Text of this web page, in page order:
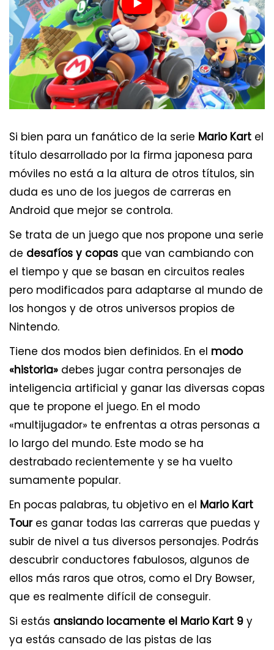
Si bien para un fanático de la serie Mario Kart el
título desarrollado por la firma japonesa para
móviles no está a la altura de otros títulos, sin
duda es uno de los juegos de carreras en
Android que mejor se controla.
Se trata de un juego que nos propone una serie
de desafíos y copas que van cambiando con
el tiempo y que se basan en circuitos reales
pero modificados para adaptarse al mundo de
los hongos y de otros universos propios de
Nintendo.
Tiene dos modos bien definidos. En el modo
«historia» debes jugar contra personajes de
inteligencia artificial y ganar las diversas copas
que te propone el juego. En el modo
«multijugador» te enfrentas a otras personas a
lo largo del mundo. Este modo se ha
destrabado recientemente y se ha vuelto
sumamente popular.
En pocas palabras, tu objetivo en el Mario Kart
Toures ganar todas las carreras que puedas y
subir de nivel a tus diversos personajes. Podrás
descubrir conductores fabulosos, algunos de
ellos más raros que otros, como el Dry Bowser,
que es realmente difícil de conseguir.
Si estás ansiando locamente el Mario Kart 9 y
ya estás cansado de las pistas de las